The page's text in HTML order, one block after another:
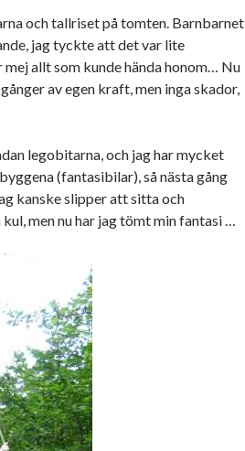
och tallriset på tomten. Barnbarnet
jag tyckte att det var lite
allt som kunde hända honom… Nu
av egen kraft, men inga skador,
legobitarna, och jag har mycket
(fantasibilar), så nästa gång
kanske slipper att sitta och
men nu har jag tömt min fantasi …